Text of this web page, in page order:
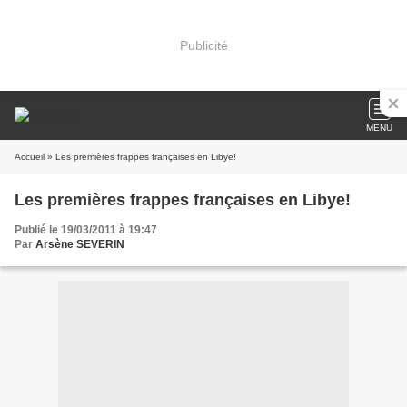
Publicité
MENU
Accueil » Les premières frappes françaises en Libye!
Les premières frappes françaises en Libye!
Publié le 19/03/2011 à 19:47
Par Arsène SEVERIN